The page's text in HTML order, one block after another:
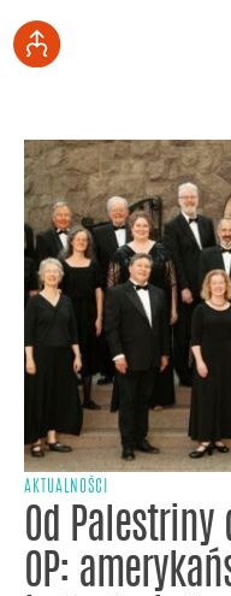
AKTUALNOŚCI
Od Palestriny
OP: